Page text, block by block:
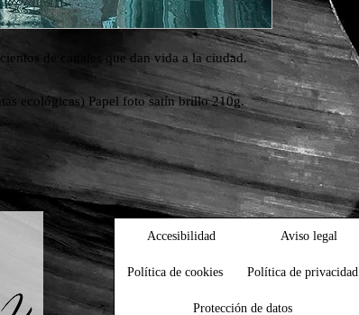
de canales que dan vida a la ciudad.
ecológicas) Papel foto satín brillo 210g.
Accesibilidad Aviso legal
Política de cookies Política de privacidad
Protección de datos